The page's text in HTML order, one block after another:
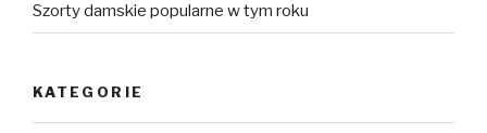
Szorty damskie popularne w tym roku
KATEGORIE